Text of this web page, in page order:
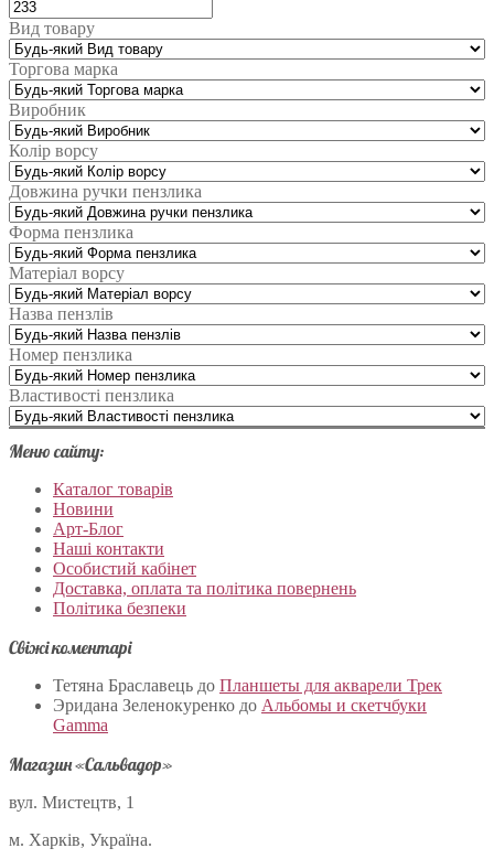
Вид товару
Торгова марка
Виробник
Колір ворсу
Довжина ручки пензлика
Форма пензлика
Матеріал ворсу
Назва пензлів
Номер пензлика
Властивості пензлика
Меню сайту:
Каталог товарів
Новини
Арт-Блог
Наші контакти
Особистий кабінет
Доставка, оплата та політика повернень
Політика безпеки
Свіжі коментарі
Тетяна Браславець до Планшеты для акварели Трек
Эридана Зеленокуренко до Альбомы и скетчбуки
Gamma
Магазин «Сальвадор»
вул. Мистецтв, 1
м. Харків, Україна.